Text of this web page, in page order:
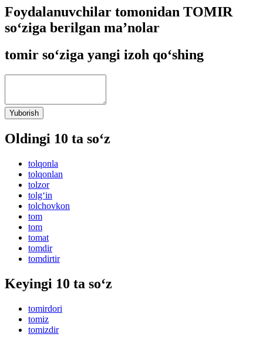
Foydalanuvchilar tomonidan TOMIR
so‘ziga berilgan ma’nolar
tomir so‘ziga yangi izoh qo‘shing
Yuborish
Oldingi 10 ta so‘z
tolqonla
tolqonlan
tolzor
tolg‘in
tolchovkon
tom
tom
tomat
tomdir
tomdirtir
Keyingi 10 ta so‘z
tomirdori
tomiz
tomizdir